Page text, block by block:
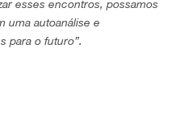
esses encontros, possamos
uma autoanálise e
para o futuro”.